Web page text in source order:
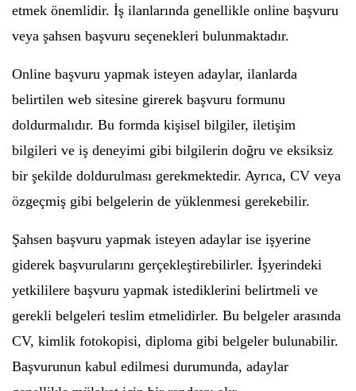
etmek önemlidir. İş ilanlarında genellikle online başvuru
veya şahsen başvuru seçenekleri bulunmaktadır.
Online başvuru yapmak isteyen adaylar, ilanlarda
belirtilen web sitesine girerek başvuru formunu
doldurmalıdır. Bu formda kişisel bilgiler, iletişim
bilgileri ve iş deneyimi gibi bilgilerin doğru ve eksiksiz
bir şekilde doldurulması gerekmektedir. Ayrıca, CV veya
özgeçmiş gibi belgelerin de yüklenmesi gerekebilir.
Şahsen başvuru yapmak isteyen adaylar ise işyerine
giderek başvurularını gerçekleştirebilirler. İşyerindeki
yetkililere başvuru yapmak istediklerini belirtmeli ve
gerekli belgeleri teslim etmelidirler. Bu belgeler arasında
CV, kimlik fotokopisi, diploma gibi belgeler bulunabilir.
Başvurunun kabul edilmesi durumunda, adaylar